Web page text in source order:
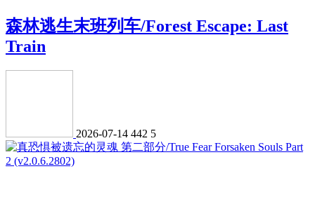
森林逃生末班列车/Forest Escape: Last
Train
2026-07-14 442 5